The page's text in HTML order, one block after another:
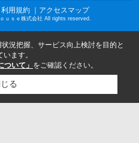
利用規約 ｜アクセスマップ
ｓｅ株式会社 All rights reserved.
況把握、サービス向上検討を目的と
ます。
ついて」 をご確認ください。
る